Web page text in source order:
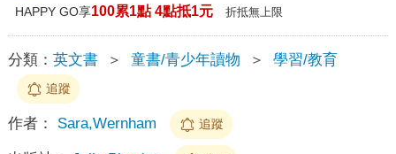
HAPPY GO享100累1點 4點抵1元 折抵無上限
分類： 英文書 ＞ 童書/青少年讀物 ＞ 學習/教育
追蹤
作者： Sara,Wernham 追蹤